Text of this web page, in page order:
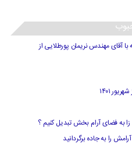
با آقای مهندس نریمان پورطلایی از
۱۴۰۱
به فضای آرام بخش تبدیل کنیم ؟
را به جاده برگردانید